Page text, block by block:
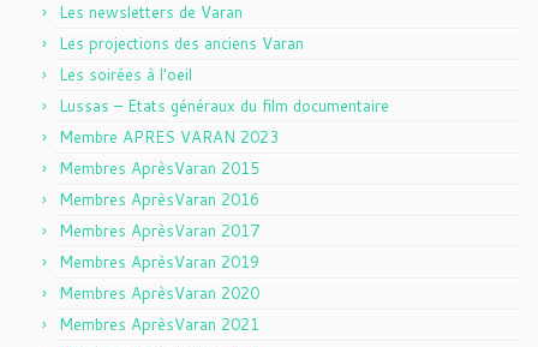
Les newsletters de Varan
Les projections des anciens Varan
Les soirées à l'oeil
Lussas – Etats généraux du film documentaire
Membre APRES VARAN 2023
Membres AprèsVaran 2015
Membres AprèsVaran 2016
Membres AprèsVaran 2017
Membres AprèsVaran 2019
Membres AprèsVaran 2020
Membres AprèsVaran 2021